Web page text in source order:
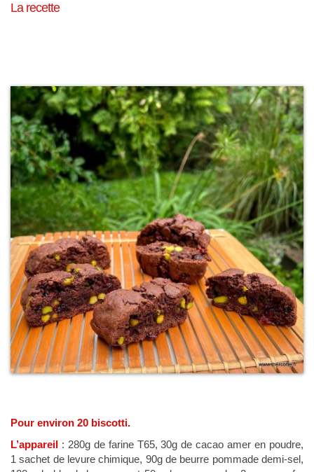
La recette
Pour environ 20 biscotti.
L’appareil : 280g de farine T65, 30g de cacao amer en poudre,
1 sachet de levure chimique, 90g de beurre pommade demi-sel,